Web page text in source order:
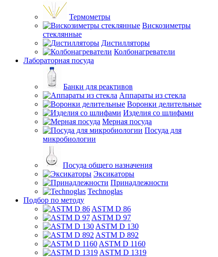
Термометры
Вискозиметры
стеклянные
Дистилляторы
Колбонагреватели
Лабораторная посуда
Банки для реактивов
Аппараты из стекла
Воронки делительные
Изделия со шлифами
Мерная посуда
Посуда для
микробиологии
Посуда общего назначения
Эксикаторы
Принадлежности
Technoglas
Подбор по методу
ASTM D 86
ASTM D 97
ASTM D 130
ASTM D 892
ASTM D 1160
ASTM D 1319